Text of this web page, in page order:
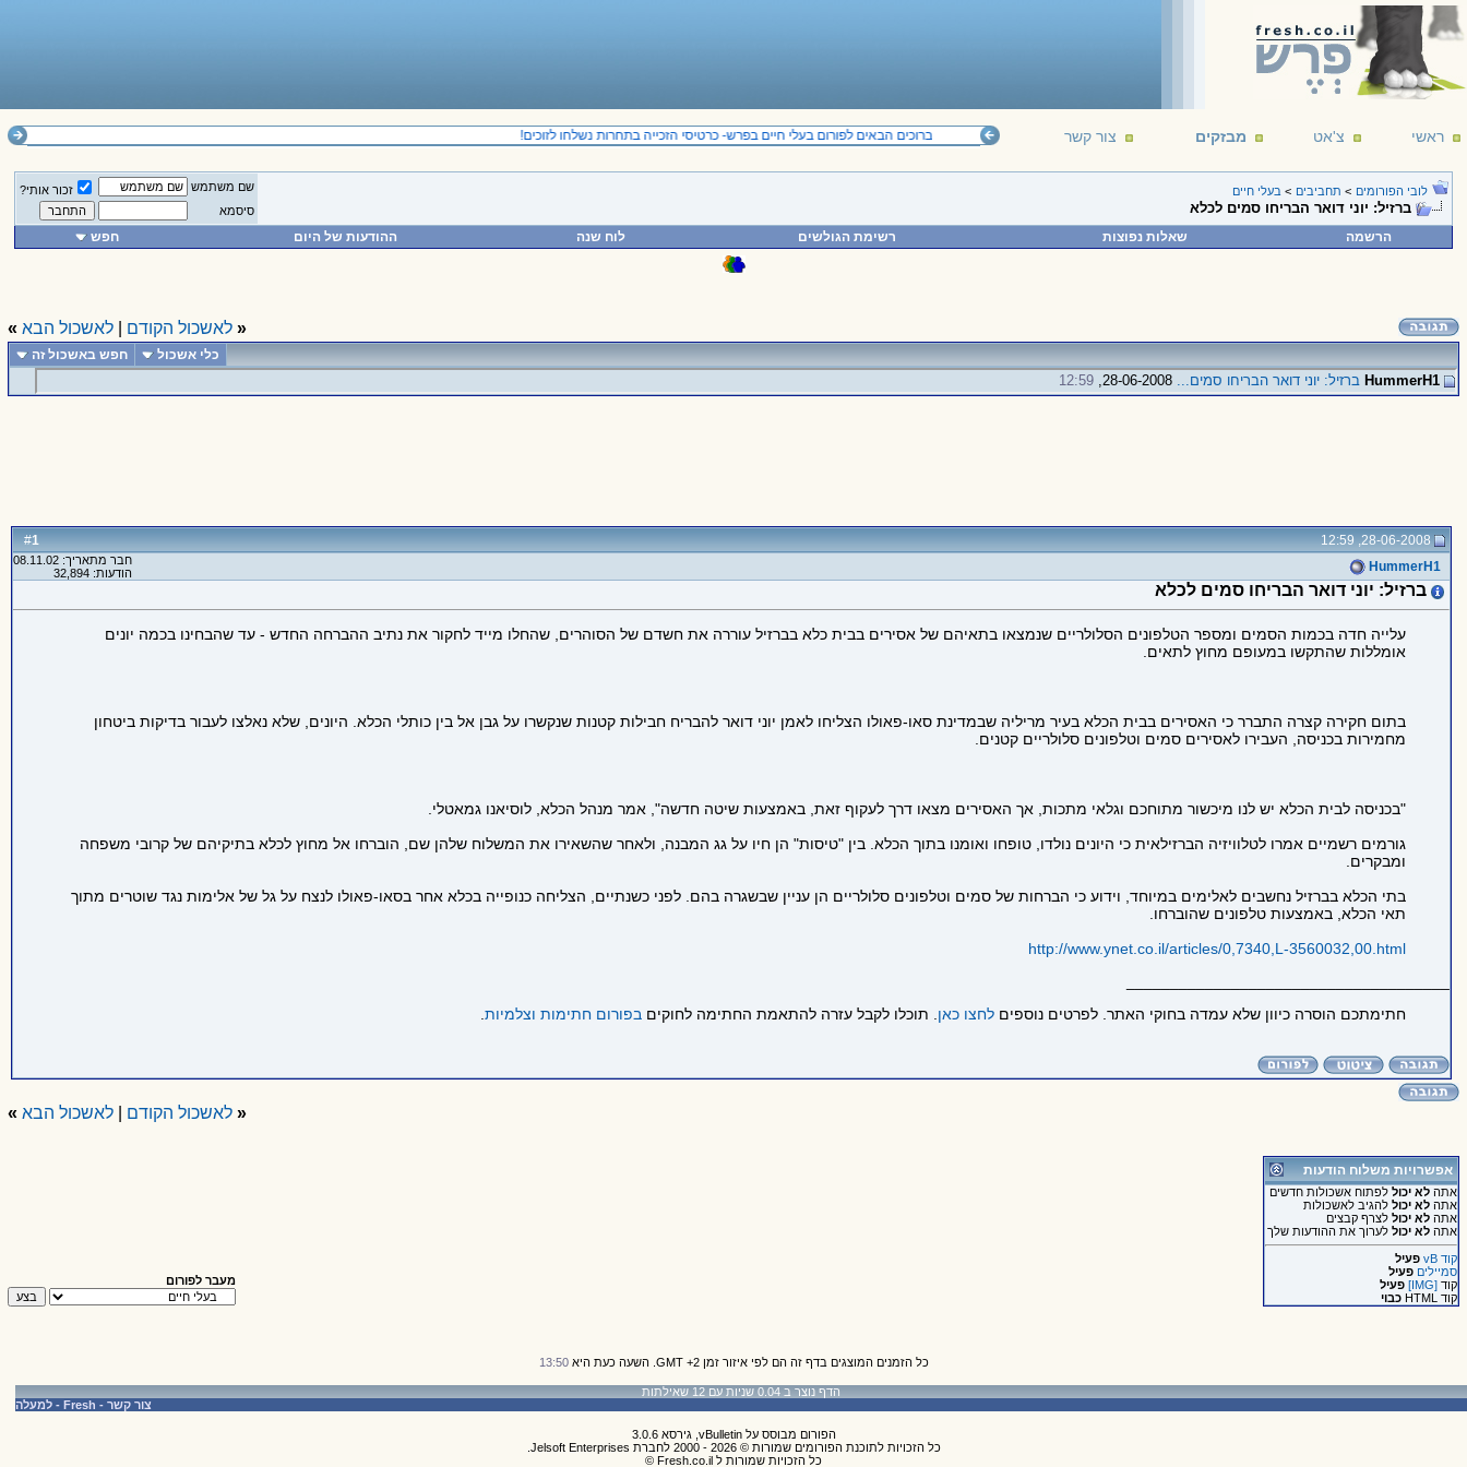
ראשי צ'אט מבזקים צור קשר ברוכים הבאים לפורום בעלי חיים בפרש- כרטיסי הזכייה בתחרות נשלחו לזוכים!
לובי הפורומים > תחביבים > בעלי חיים
ברזיל: יוני דואר הבריחו סמים לכלא
שם משתמש
זכור אותי?
סיסמא
הרשמה שאלות נפוצות רשימת הגולשים לוח שנה ההודעות של היום חפש
« לאשכול הקודם לאשכול הבא »
כלי אשכול חפש באשכול זה
HummerH1 ברזיל: יוני דואר הבריחו סמים... 12:59
#
1
28-06-2008, 12:59
HummerH1
חבר מתאריך: 08.11.02
הודעות: 32,894
ברזיל: יוני דואר הבריחו סמים לכלא
עלייה חדה בכמות הסמים ומספר הטלפונים הסלולריים שנמצאו בתאיהם של אסירים בבית כלא בברזיל עוררה את חשדם של הסוהרים, שהחלו מייד לחקור את נתיב ההברחה החדש - עד שהבחינו בכמה יונים
אומללות שהתקשו במעופם מחוץ לתאים.
בתום חקירה קצרה התברר כי האסירים בבית הכלא בעיר מריליה שבמדינת סאו-פאולו הצליחו לאמן יוני דואר להבריח חבילות קטנות שנקשרו על גבן אל בין כותלי הכלא. היונים, שלא נאלצו לעבור בדיקות ביטחון
מחמירות בכניסה, העבירו לאסירים סמים וטלפונים סלולריים קטנים.
"בכניסה לבית הכלא יש לנו מיכשור מתוחכם וגלאי מתכות, אך האסירים מצאו דרך לעקוף זאת, באמצעות שיטה חדשה", אמר מנהל הכלא, לוסיאנו גמאטלי.
גורמים רשמיים אמרו לטלוויזיה הברזילאית כי היונים נולדו, טופחו ואומנו בתוך הכלא. בין "טיסות" הן חיו על גג המבנה, ולאחר שהשאירו את המשלוח שלהן שם, הוברחו אל מחוץ לכלא בתיקיהם של קרובי משפחה
ומבקרים.
בתי הכלא בברזיל נחשבים לאלימים במיוחד, וידוע כי הברחות של סמים וטלפונים סלולריים הן עניין שבשגרה בהם. לפני כשנתיים, הצליחה כנופייה בכלא אחר בסאו-פאולו לנצח על גל של אלימות נגד שוטרים מתוך
תאי הכלא, באמצעות טלפונים שהוברחו.
http://www.ynet.co.il/articles/0,7340,L-3560032,00.html
חתימתכם הוסרה כיוון שלא עמדה בחוקי האתר. לפרטים נוספים לחצו כאן . תוכלו לקבל עזרה להתאמת החתימה לחוקים בפורום חתימות וצלמיות.
« לאשכול הקודם |לאשכול הבא »
אפשרויות משלוח הודעות
אתה לא יכוללפתוח אשכולות חדשים
אתה לא יכוללהגיב לאשכולות
אתה לא יכוללצרף קבצים
אתה לא יכוללערוך את ההודעות שלך
קוד vB
פעיל
סמיילים פעיל
קוד [IMG]
פעיל
קוד HTML
כבוי
מעבר לפורום
כל הזמנים המוצגים בדף זה הם לפי איזור זמן GMT +2. השעה כעת היא 13:50
הדף נוצר ב 0.04 שניות עם 12 שאילתות
צור קשר -
Fresh
- למעלה
הפורום מבוסס על vBulletin, גירסא 3.0.6
כל הזכויות לתוכנת הפורומים שמורות © 2026 - 2000 לחברת Jelsoft Enterprises.
כל הזכויות שמורות ל Fresh.co.il ©